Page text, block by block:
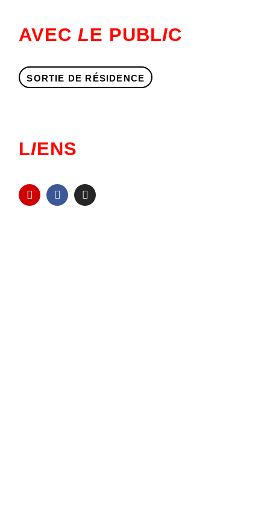
AVECLE PUBLIC
SORTIE DE RÉSIDENCE
LIENS